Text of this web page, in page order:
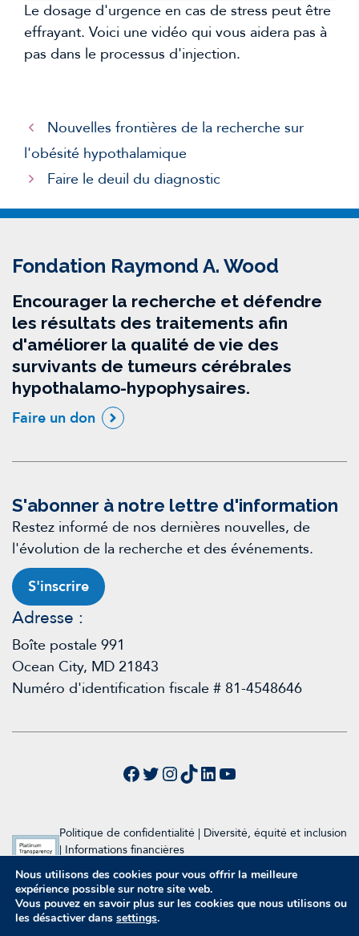
Le dosage d'urgence en cas de stress peut être
effrayant. Voici une vidéo qui vous aidera pas à
pas dans le processus d'injection.
Nouvelles frontières de la recherche sur
l'obésité hypothalamique
Faire le deuil du diagnostic
Fondation Raymond A. Wood
Encourager la recherche et défendre
les résultats des traitements afin
d'améliorer la qualité de vie des
survivants de tumeurs cérébrales
hypothalamo-hypophysaires.
Faire un don
S'abonner à notre lettre d'information
Restez informé de nos dernières nouvelles, de
l'évolution de la recherche et des événements.
S'inscrire
Adresse :
Boîte postale 991
Ocean City, MD 21843
Numéro d'identification fiscale # 81-4548646
Facebook Twitter InstagramTikTok LinkedIn YouTube
Politique de confidentialité | Diversité, équité et inclusion
| Informations financières
2024 Fondation Raymond A. Wood
Conception et développement du site web par Inclind
Nous utilisons des cookies pour vous offrir la meilleure
expérience possible sur notre site web.
Vous pouvez en savoir plus sur les cookies que nous utilisons ou
les désactiver dans settings.